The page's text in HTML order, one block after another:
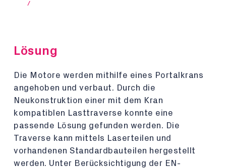
/
Lösung
Die Motore werden mithilfe eines Portalkrans
angehoben und verbaut. Durch die
Neukonstruktion einer mit dem Kran
kompatiblen Lasttraverse konnte eine
passende Lösung gefunden werden. Die
Traverse kann mittels Laserteilen und
vorhandenen Standardbauteilen hergestellt
werden. Unter Berücksichtigung der EN-